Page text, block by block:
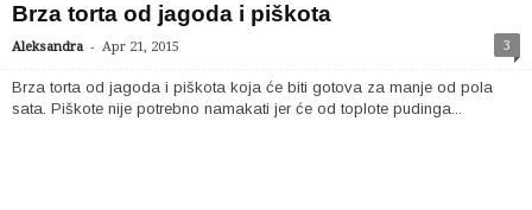
Brza torta od jagoda i piškota
Aleksandra - Apr 21, 2015 3
Brza torta od jagoda i piškota koja će biti gotova za manje od pola
sata. Piškote nije potrebno namakati jer će od toplote pudinga...